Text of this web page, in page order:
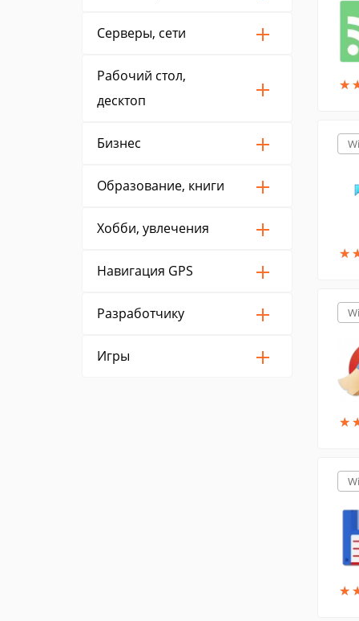
Серверы, сети
Рабочий стол,
десктоп
Бизнес
Образование, книги
Хобби, увлечения
Навигация GPS
Разработчику
Игры
★
★
★
★
★
★
★
★